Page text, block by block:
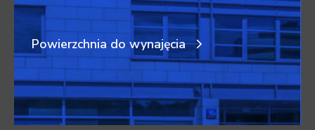
Powierzchnia do wynajęcia